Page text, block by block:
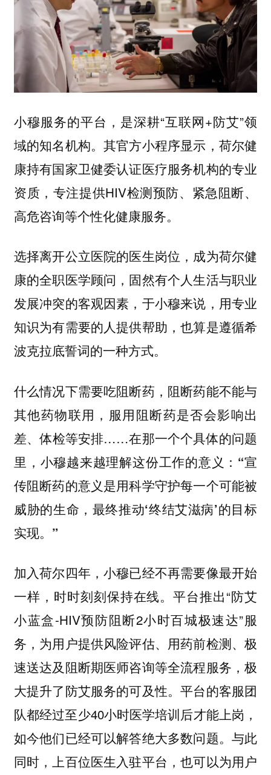
小穆服务的平台，是深耕“互联网+防艾”领
域的知名机构。其官方小程序显示，荷尔健
康持有国家卫健委认证医疗服务机构的专业
资质，专注提供HIV检测预防、紧急阻断、
高危咨询等个性化健康服务。
选择离开公立医院的医生岗位，成为荷尔健
康的全职医学顾问，固然有个人生活与职业
发展冲突的客观因素，于小穆来说，用专业
知识为有需要的人提供帮助，也算是遵循希
波克拉底誓词的一种方式。
什么情况下需要吃阻断药，阻断药能不能与
其他药物联用，服用阻断药是否会影响出
差、体检等安排……在那一个个具体的问题
里，小穆越来越理解这份工作的意义： “宣
传阻断药的意义是用科学守护每一个可能被
威胁的生命，最终推动‘终结艾滋病’的目标
实现。”
加入荷尔四年，小穆已经不再需要像最开始
一样，时时刻刻保持在线。平台推出“防艾
小蓝盒-HIV预防阻断2小时百城极速达”服
务，为用户提供风险评估、用药前检测、极
速送达及阻断期医师咨询等全流程服务，极
大提升了防艾服务的可及性。平台的客服团
队都经过至少40小时医学培训后才能上岗，
如今他们已经可以解答绝大多数问题。与此
同时，上百位医生入驻平台，也可以为用户